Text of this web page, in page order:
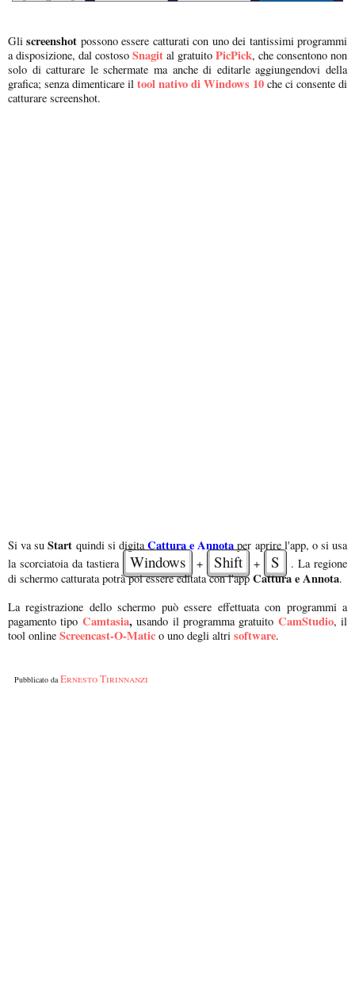
Gliscreenshot possono essere catturati con uno dei tantissimi programmi
a disposizione, dal costoso Snagit al gratuito PicPick, che consentono non
solo di catturare le schermate ma anche di editarle aggiungendovi della
grafica; senza dimenticare il tool nativo di Windows 10 che ci consente di
catturare screenshot.
Si va su Start quindi si digitaCattura e Annota per aprire l'app, o si usa
la scorciatoia da tastiera
Windows + Shift + S
. La regione
di schermo catturata potrà poi essere editata con l'app Cattura e Annota.
La registrazione dello schermo può essere effettuata con programmi a
pagamento tipo Camtasia,usando il programma gratuito CamStudio, il
tool online Screencast-O-Matic o uno degli altri software.
Pubblicato daErnesto Tirinnanzi